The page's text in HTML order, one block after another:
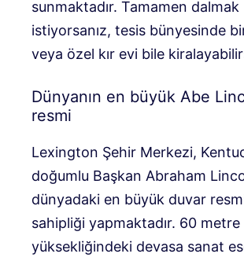
sunmaktadır. Tamamen dalmak
istiyorsanız, tesis bünyesinde
veya özel kır evi bile
Dünyanın en büyük Abe
resmi
Lexington Şehir Merkezi,
doğumlu Başkan Abraham
dünyadaki en büyük duvar
sahipliği yapmaktadır. 60 metre
yüksekliğindeki devasa sanat